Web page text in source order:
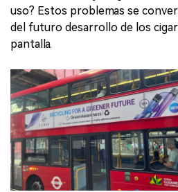
uso? Estos problemas se
del futuro desarrollo de los
pantalla.